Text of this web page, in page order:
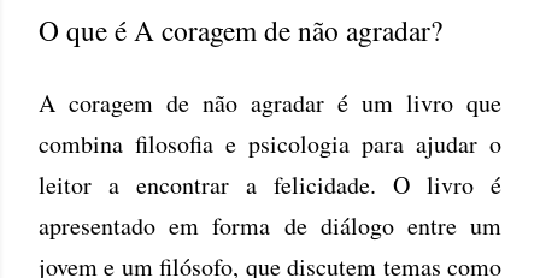
O que é A coragem de não agradar?
A coragem de não agradar é um livro que
combina filosofia e psicologia para ajudar o
leitor a encontrar a felicidade. O livro é
apresentado em forma de diálogo entre um
jovem e um filósofo, que discutem temas como